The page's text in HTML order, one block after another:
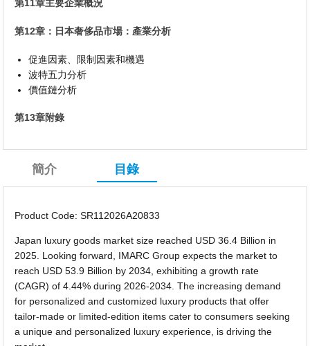
第11章主要企業概況
第12章：日本奢侈品市場：產業分析
促進因素、限制因素和機遇
波特五力分析
價值鏈分析
第13章附錄
簡介 目錄
Product Code: SR112026A20833
Japan luxury goods market size reached USD 36.4 Billion in
2025. Looking forward, IMARC Group expects the market to
reach USD 53.9 Billion by 2034, exhibiting a growth rate
(CAGR) of 4.44% during 2026-2034. The increasing demand
for personalized and customized luxury products that offer
tailor-made or limited-edition items cater to consumers seeking
a unique and personalized luxury experience, is driving the